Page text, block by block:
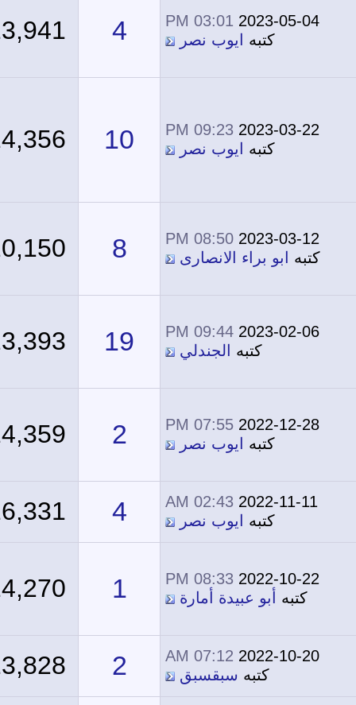
2023-05-04
03:01 PM
كتبهايوب نصر 13,941
2023-03-22
09:23 PM
كتبهايوب نصر 10
14,356
2023-03-12
08:50 PM
كتبهابو براء الانصارى 20,150
2023-02-06
09:44 PM
كتبهالجندلي 19
23,393
2022-12-28
07:55 PM
كتبهايوب نصر 14,359
2022-11-11
02:43 AM
كتبهايوب نصر 16,331
2022-10-22
08:33 PM
كتبهأبو عبيدة أمارة 14,270
2022-10-20
07:12 AM
كتبهسبقسبق 13,828